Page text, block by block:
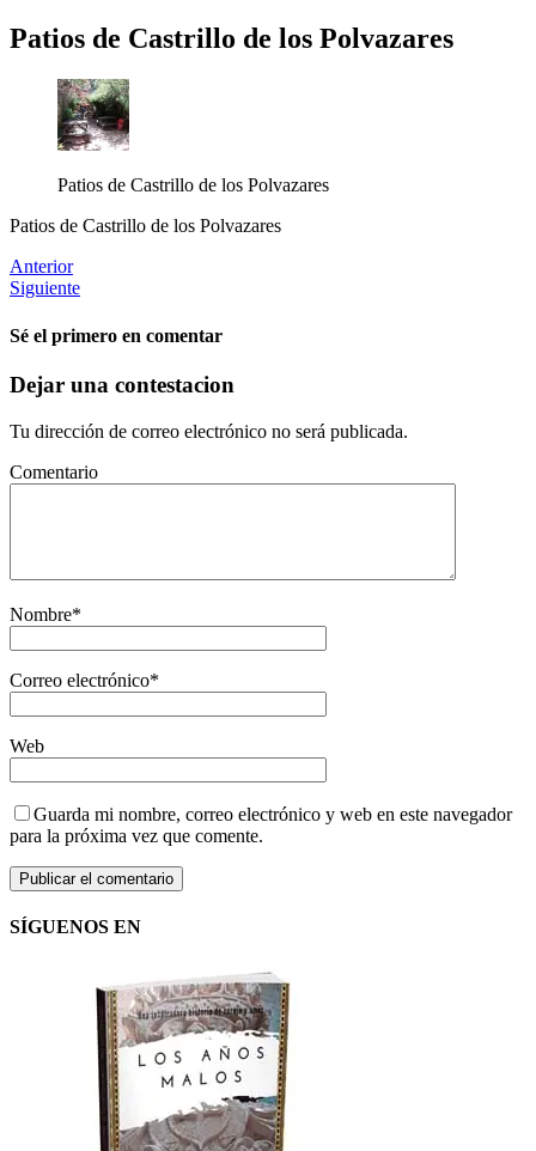
Patios de Castrillo de los Polvazares
Patios de Castrillo de los Polvazares
Patios de Castrillo de los Polvazares
Anterior
Siguiente
Sé el primero en comentar
Dejar una contestacion
Tu dirección de correo electrónico no será publicada.
Comentario
Nombre*
Correo electrónico*
Web
Guarda mi nombre, correo electrónico y web en este navegador
para la próxima vez que comente.
SÍGUENOS EN